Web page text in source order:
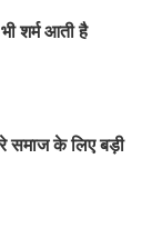
शर्म आती है
समाज के लिए बड़ी